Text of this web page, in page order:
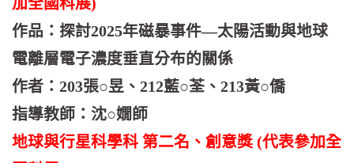
作品：探討2025年磁暴事件—太陽活動與地球
電離層電子濃度垂直分布的關係
作者：203張○昱、212藍○荃、213黃○僑
指導教師：沈○嫺師
地球與行星科學科 第二名、創意獎 (代表參加全